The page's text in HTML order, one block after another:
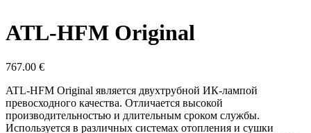
ATL-HFM Original
767.00 €
ATL-HFM Original является двухтрубной ИК-лампой
превосходного качества. Отличается высокой
производительностью и длительным сроком службы.
Используется в различных системах отопления и сушки